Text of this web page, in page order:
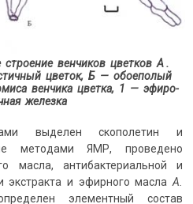
строение венчиков цветковA.
цветок, Б — обоеполый
венчика цветка, 1 — эфиро-
железка
выделен скополетин и
методами ЯМР, проведено
масла, антибактериальной и
экстракта и эфирного маслаA.
элементный состав